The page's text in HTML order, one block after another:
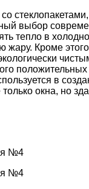
выбор
тепло в
жару. Кроме этого
положительных
в
окна, но
№4
№4